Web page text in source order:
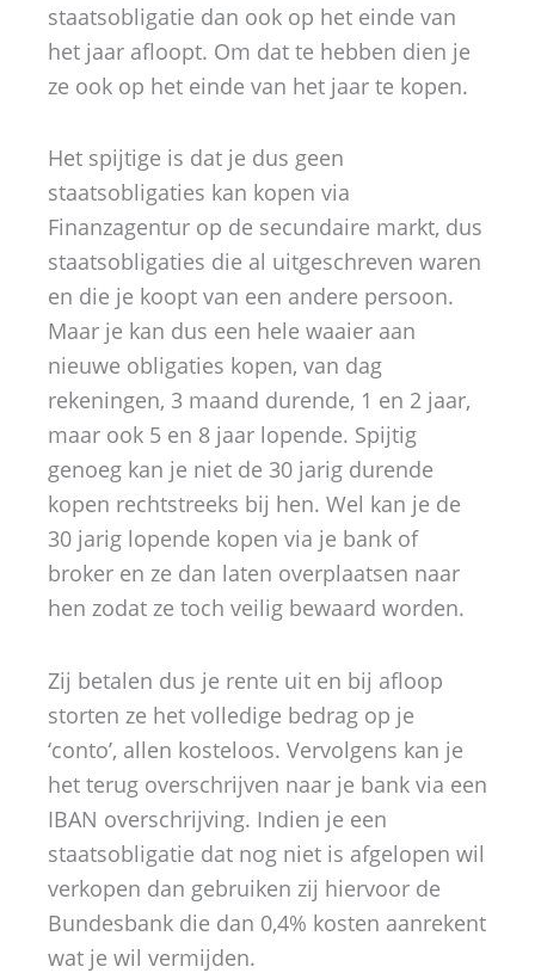
staatsobligatie dan ook op het einde van
het jaar afloopt. Om dat te hebben dien je
ze ook op het einde van het jaar te kopen.
Het spijtige is dat je dus geen
staatsobligaties kan kopen via
Finanzagentur op de secundaire markt, dus
staatsobligaties die al uitgeschreven waren
en die je koopt van een andere persoon.
Maar je kan dus een hele waaier aan
nieuwe obligaties kopen, van dag
rekeningen, 3 maand durende, 1 en 2 jaar,
maar ook 5 en 8 jaar lopende. Spijtig
genoeg kan je niet de 30 jarig durende
kopen rechtstreeks bij hen. Wel kan je de
30 jarig lopende kopen via je bank of
broker en ze dan laten overplaatsen naar
hen zodat ze toch veilig bewaard worden.
Zij betalen dus je rente uit en bij afloop
storten ze het volledige bedrag op je
‘conto’, allen kosteloos. Vervolgens kan je
het terug overschrijven naar je bank via een
IBAN overschrijving. Indien je een
staatsobligatie dat nog niet is afgelopen wil
verkopen dan gebruiken zij hiervoor de
Bundesbank die dan 0,4% kosten aanrekent
wat je wil vermijden.